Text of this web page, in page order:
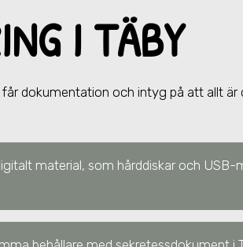
I TÄBY
dokumentation och intyg på att allt är
material, som hårddiskar och USB-